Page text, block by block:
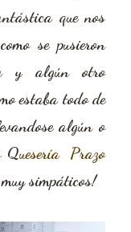
que nos
se pusieron
y algún otro
estaba todo de
algún o
Quesería Prazo
simpáticos!